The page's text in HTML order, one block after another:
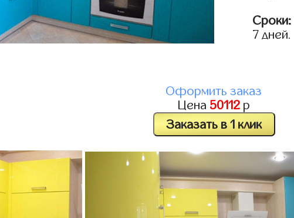
Сроки:
7 дней.
Оформить заказ
Цена 50112 р
Заказать в 1 клик